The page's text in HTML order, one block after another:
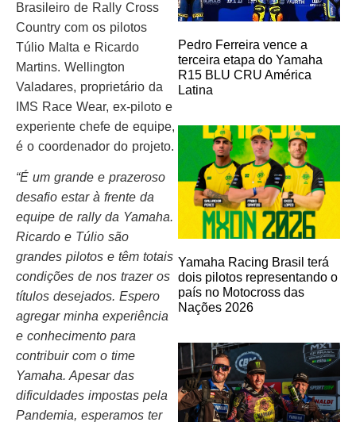
Brasileiro de Rally Cross
Country com os pilotos
Túlio Malta e Ricardo
Martins. Wellington
Valadares, proprietário da
IMS Race Wear, ex-piloto e
experiente chefe de equipe,
é o coordenador do projeto.
“É um grande e prazeroso
desafio estar à frente da
equipe de rally da Yamaha.
Ricardo e Túlio são
grandes pilotos e têm totais
condições de nos trazer os
títulos desejados. Espero
agregar minha experiência
e conhecimento para
contribuir com o time
Yamaha. Apesar das
dificuldades impostas pela
Pandemia, esperamos ter
Pedro Ferreira vence a
terceira etapa do Yamaha
R15 BLU CRU América
Latina
Yamaha Racing Brasil terá
dois pilotos representando o
país no Motocross das
Nações 2026